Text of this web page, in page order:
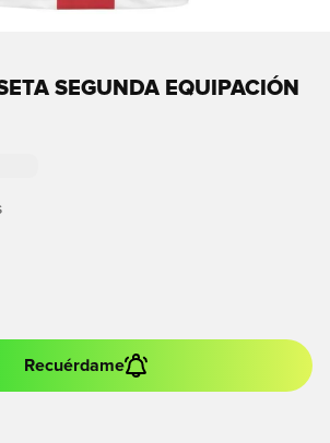
SEGUNDA EQUIPACIÓN
Recuérdame